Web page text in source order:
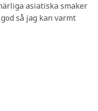
asiatiska smaker
så jag kan varmt